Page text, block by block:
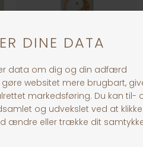
B&B Deluxe Pelsolie
DKK 169,00